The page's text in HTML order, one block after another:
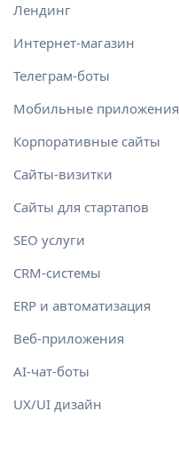
Лендинг
Интернет-магазин
Телеграм-боты
Мобильные приложения
Корпоративные сайты
Сайты-визитки
Сайты для стартапов
SEO услуги
CRM-системы
ERP и автоматизация
Веб-приложения
AI-чат-боты
UX/UI дизайн